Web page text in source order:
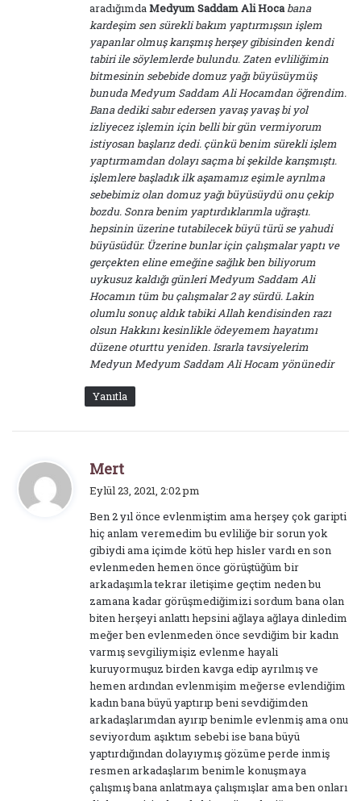
aradığımdaMedyum Saddam Ali Hocabana
kardeşim sen sürekli bakım yaptırmışsın işlem
yapanlar olmuş karışmış herşey gibisinden kendi
tabiri ile söylemlerde bulundu. Zaten evliliğimin
bitmesinin sebebide domuz yağı büyüsüymüş
bunuda Medyum Saddam Ali Hocamdan öğrendim.
Bana dediki sabır edersen yavaş yavaş bi yol
izliyecez işlemin için belli bir gün vermiyorum
istiyosan başlarız dedi. çünkü benim sürekli işlem
yaptırmamdan dolayı saçma bi şekilde karışmıştı.
işlemlere başladık ilk aşamamız eşimle ayrılma
sebebimiz olan domuz yağı büyüsüydü onu çekip
bozdu. Sonra benim yaptırdıklarımla uğraştı.
hepsinin üzerine tutabilecek büyü türü se yahudi
büyüsüdür. Üzerine bunlar için çalışmalar yaptı ve
gerçekten eline emeğine sağlık ben biliyorum
uykusuz kaldığı günleri Medyum Saddam Ali
Hocamın tüm bu çalışmalar 2 ay sürdü. Lakin
olumlu sonuç aldık tabiki Allah kendisinden razı
olsun Hakkını kesinlikle ödeyemem hayatımı
düzene oturttu yeniden. Israrla tavsiyelerim
Medyun Medyum Saddam Ali Hocam yönünedir
Yanıtla
Mert
d
i
k
i
:
Eylül 23, 2021, 2:02 pm
Ben 2 yıl önce evlenmiştim ama herşey çok garipti
hiç anlam veremedim bu evliliğe bir sorun yok
gibiydi ama içimde kötü hep hisler vardı en son
evlenmeden hemen önce görüştüğüm bir
arkadaşımla tekrar iletişime geçtim neden bu
zamana kadar görüşmediğimizi sordum bana olan
biten herşeyi anlattı hepsini ağlaya ağlaya dinledim
meğer ben evlenmeden önce sevdiğim bir kadın
varmış sevgiliymişiz evlenme hayali
kuruyormuşuz birden kavga edip ayrılmış ve
hemen ardından evlenmişim meğerse evlendiğim
kadın bana büyü yaptırıp beni sevdiğimden
arkadaşlarımdan ayırıp benimle evlenmiş ama onu
seviyordum aşıktım sebebi ise bana büyü
yaptırdığından dolayıymış gözüme perde inmiş
resmen arkadaşlarım benimle konuşmaya
çalışmış bana anlatmaya çalışmışlar ama ben onları